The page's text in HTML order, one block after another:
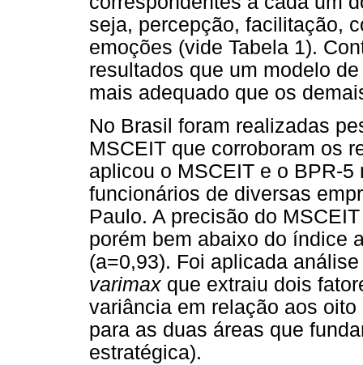
seja, percepção, facilitação,
emoções (vide Tabela 1).
resultados que um modelo
mais adequado que os
No Brasil foram realizadas
MSCEIT que corroboram os
aplicou o MSCEIT e o BPR-
funcionários de diversas
Paulo. A precisão do
porém bem abaixo do índice
(a=0,93). Foi aplicada
varimax que extraiu dois
variância em relação aos
para as duas áreas que
estratégica).